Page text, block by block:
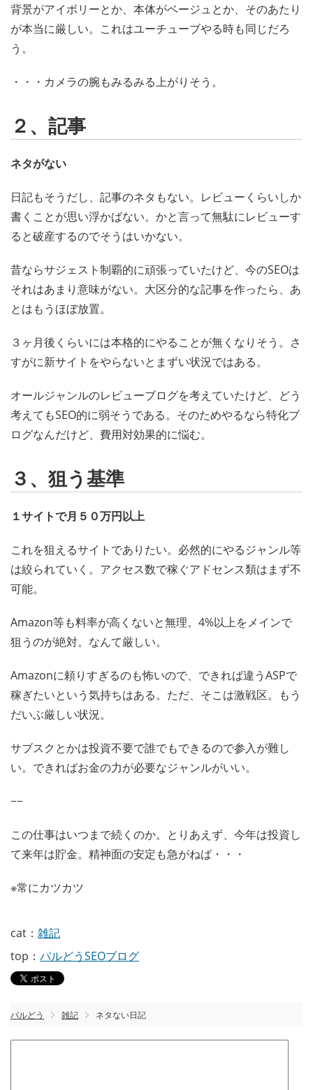
背景がアイボリーとか、本体がベージュとか、そのあたり
が本当に厳しい。これはユーチューブやる時も同じだろ
う。
・・・カメラの腕もみるみる上がりそう。
２、記事
ネタがない
日記もそうだし、記事のネタもない。レビューくらいしか
書くことが思い浮かばない。かと言って無駄にレビューす
ると破産するのでそうはいかない。
昔ならサジェスト制覇的に頑張っていたけど、今のSEOは
それはあまり意味がない。大区分的な記事を作ったら、あ
とはもうほぼ放置。
３ヶ月後くらいには本格的にやることが無くなりそう。さ
すがに新サイトをやらないとまずい状況ではある。
オールジャンルのレビューブログを考えていたけど、どう
考えてもSEO的に弱そうである。そのためやるなら特化ブ
ログなんだけど、費用対効果的に悩む。
３、狙う基準
１サイトで月５０万円以上
これを狙えるサイトでありたい。必然的にやるジャンル等
は絞られていく。アクセス数で稼ぐアドセンス類はまず不
可能。
Amazon等も料率が高くないと無理。4%以上をメインで
狙うのが絶対。なんて厳しい。
Amazonに頼りすぎるのも怖いので、できれば違うASPで
稼ぎたいという気持ちはある。ただ、そこは激戦区。もう
だいぶ厳しい状況。
サブスクとかは投資不要で誰でもできるので参入が難し
い。できればお金の力が必要なジャンルがいい。
−−
この仕事はいつまで続くのか。とりあえず、今年は投資し
て来年は貯金。精神面の安定も急がねば・・・
※常にカツカツ
cat： 雑記
top： パルどうSEOブログ
パルどう 雑記 ネタない日記